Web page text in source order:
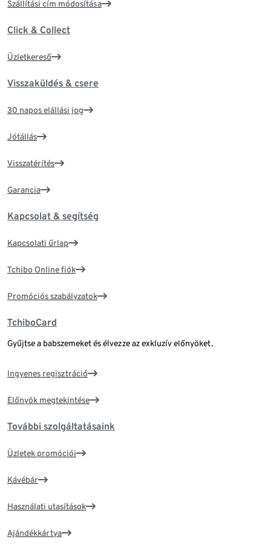
Szállítási cím módosítása
Click & Collect
Üzletkereső
Visszaküldés & csere
30 napos elállási jog
Jótállás
Visszatérítés
Garancia
Kapcsolat & segítség
Kapcsolati űrlap
Tchibo Online fiók
Promóciós szabályzatok
TchiboCard
Gyűjtse a babszemeket és élvezze az exkluzív előnyöket.
Ingyenes regisztráció
Előnyök megtekintése
További szolgáltatásaink
Üzletek promóciói
Kávébár
Használati utasítások
Ajándékkártya